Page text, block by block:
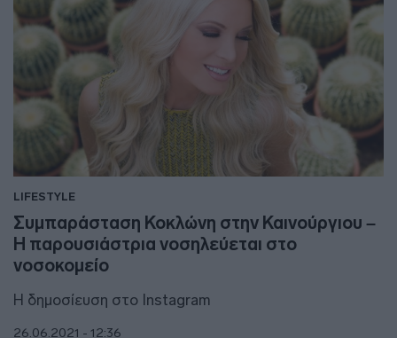
LIFESTYLE
Συμπαράσταση Κοκλώνη στην Καινούργιου –
Η παρουσιάστρια νοσηλεύεται στο
νοσοκομείο
Η δημοσίευση στο Instagram
26.06.2021 - 12:36